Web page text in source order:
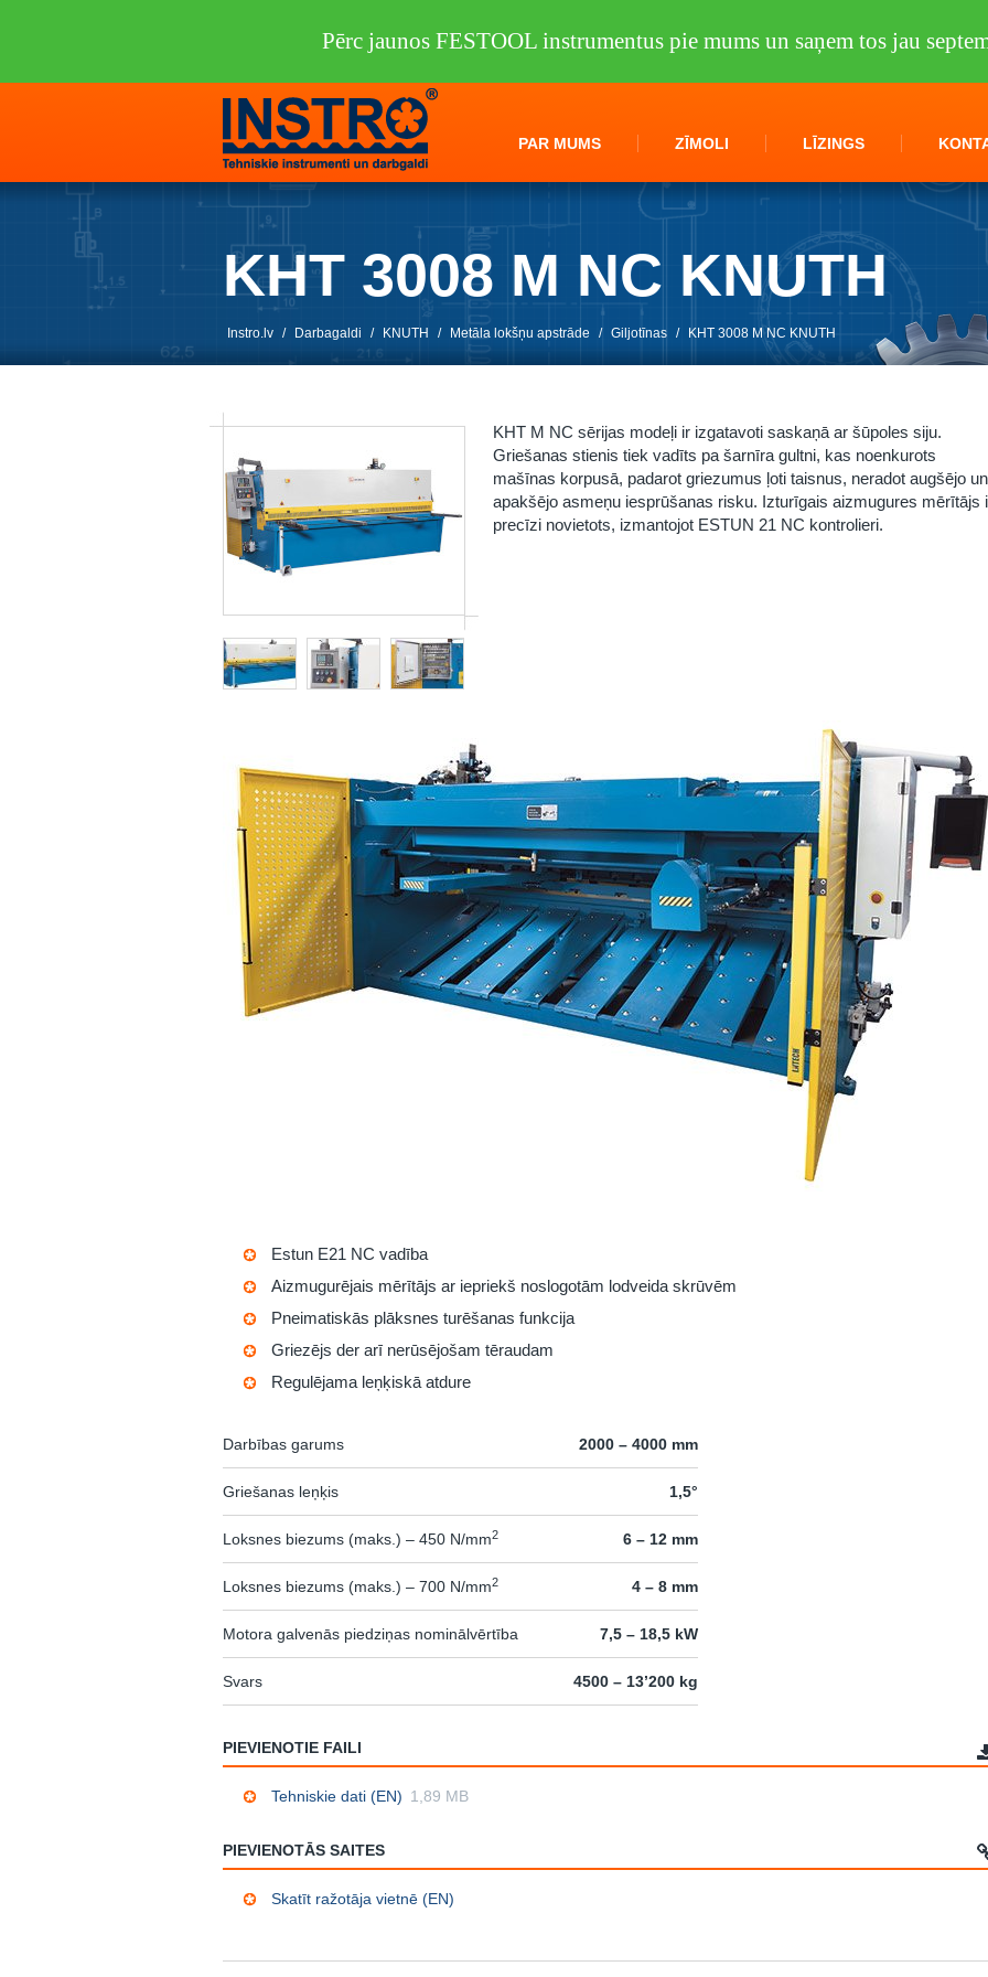
PAR MUMS ZĪMOLI LĪZINGS
KHT 3008 M NC KNUTH
Instro.lv / Darbagaldi / KNUTH / Metāla lokšņu apstrāde / Giljotīnas / KHT 3008 M NC KNUTH
KHT M NC sērijas modeļi ir izgatavoti saskaņā ar šūpoles siju.
Griešanas stienis tiek vadīts pa šarnīra gultni, kas noenkurots
mašīnas korpusā, padarot griezumus ļoti taisnus, neradot augšējo un
apakšējo asmeņu iesprūšanas risku. Izturīgais aizmugures mērītājs
precīzi novietots, izmantojot ESTUN 21 NC kontrolieri.
Estun E21 NC vadība
Aizmugurējais mērītājs ar iepriekš noslogotām lodveida skrūvēm
Pneimatiskās plāksnes turēšanas funkcija
Griezējs der arī nerūsējošam tēraudam
Regulējama leņķiskā atdure
Darbības garums 2000 – 4000 mm
Griešanas leņķis 1,5°
Loksnes biezums (maks.) – 450 N/mm2 6 – 12 mm
Loksnes biezums (maks.) – 700 N/mm2 4 – 8 mm
Motora galvenās piedziņas nominālvērtība 7,5 – 18,5 kW
Svars 4500 – 13’200 kg
PIEVIENOTIE FAILI
Tehniskie dati (EN) 1,89 MB
PIEVIENOTĀS SAITES
Skatīt ražotāja vietnē (EN)
Pērc jaunos FESTOOL instrumentus pie mums un saņem tos jau